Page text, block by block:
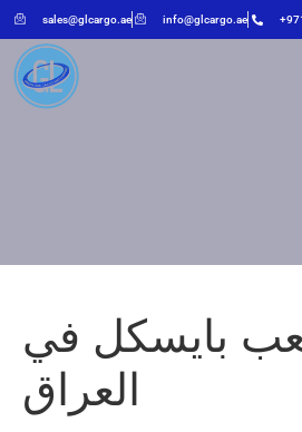
sales@glcargo.ae info@glcargo.ae
بايسكل في
العراق